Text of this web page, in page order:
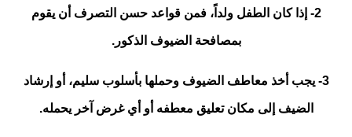
2- إذا كان الطفل ولداً، فمن قواعد حسن التصرف أن يقوم
بمصافحة الضيوف الذكور.
3- يجب أخذ معاطف الضيوف وحملها بأسلوب سليم، أو إرشاد
الضيف إلى مكان تعليق معطفه أو أي غرض آخر يحمله.